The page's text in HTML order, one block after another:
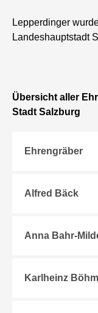
Lepperdinger
Landeshauptstadt
Übersicht aller
Stadt Salzburg
Ehrengräber
Alfred Bäck
Anna Bahr-
Karlheinz Böhm